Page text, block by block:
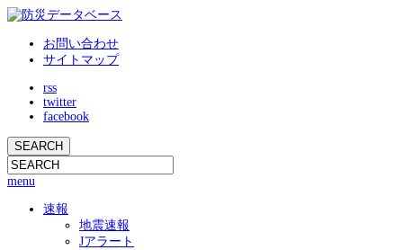
お問い合わせ
サイトマップ
rss
twitter
facebook
menu
速報
地震速報
Jアラート